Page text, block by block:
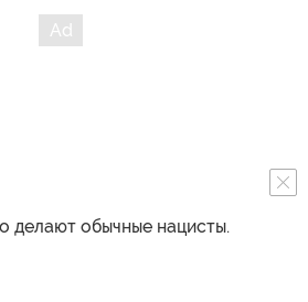
делают обычные нацисты.